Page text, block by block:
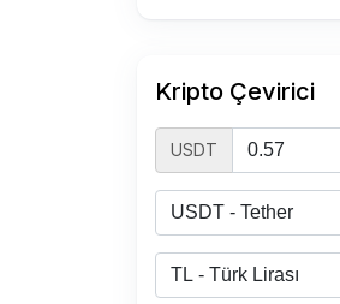
Kripto Çevirici
USDT